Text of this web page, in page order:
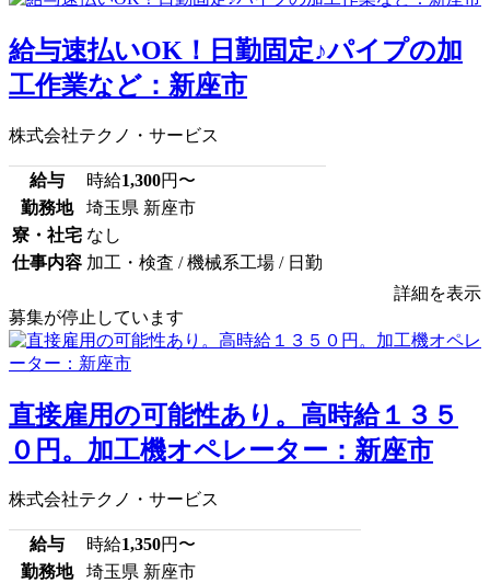
給与速払いOK！日勤固定♪パイプの加
工作業など：新座市
株式会社テクノ・サービス
給与 時給1,300円〜
勤務地
埼玉県 新座市
寮・社宅 なし
仕事内容 加工・検査 / 機械系工場 / 日勤
詳細を表示
募集が停止しています
直接雇用の可能性あり。高時給１３５
０円。加工機オペレーター：新座市
株式会社テクノ・サービス
給与 時給1,350円〜
勤務地
埼玉県 新座市